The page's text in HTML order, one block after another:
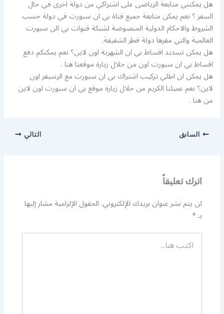
هل يمكنني متابعة الرياضى على اشتراكي من دولة اخرى في حال
السفر ؟ نعم يمكن متابعة جميع قناة بي ان سبورت في دولة حسب
الشروط والاحكام الدولية المنصوصة لشبكة قنوات بي الن سبورت
العالمية والتي مقرها دولة قطر الشقيقة.
هل يمكن تسديد اقساط بي ان الشهرية اون لاين؟ نعم يمكنكم دفع
اقساط بي ان سبورت اون من خلال زيارة موقعنا هنا .
هل يمكن ان اطلي تركيب اشتراك بي ان سبورت مع الرسيفر اون
لاين؟ نعم عميلنا الكريم من خلال زيارة موقع بي ان سبورت اون لاين
من هنا .
السابق التالي
اترك تعليقاً
لن يتم نشر عنوان بريدك الإلكتروني.الحقول الإلزامية مشار إليها
بـ*
اكتب
هنا...